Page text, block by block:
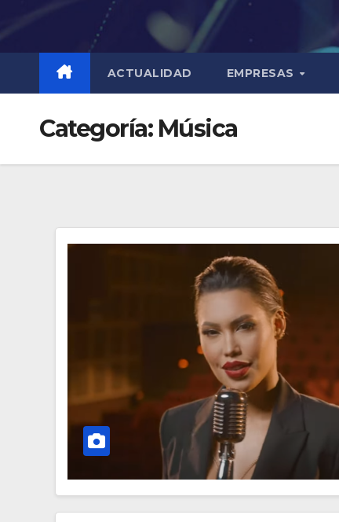
ACTUALIDAD EMPRESAS
Categoría: Música